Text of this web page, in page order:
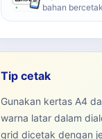
bahan
Tip cetak
Gunakan kertas A4
warna latar dalam
grid dicetak dengan